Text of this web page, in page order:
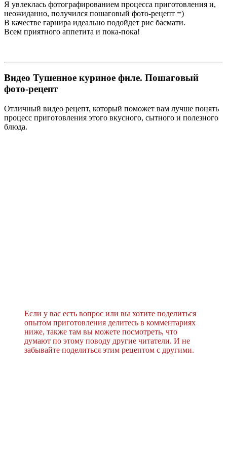
Я увлеклась фотографированием процесса приготовления и,
неожиданно, получился пошаговый фото-рецепт =)
В качестве гарнира идеально подойдет рис басмати.
Всем приятного аппетита и пока-пока!
Видео Тушенное куриное филе. Пошаговый
фото-рецепт
Отличный видео рецепт, который поможет вам лучше понять
процесс приготовления этого вкусного, сытного и полезного
блюда.
Если у вас есть вопрос или вы хотите поделиться
опытом приготовления делитесь в комментариях
ниже, также там вы можете посмотреть, что
думают по этому поводу другие читатели. И не
забывайте поделиться этим рецептом с другими.